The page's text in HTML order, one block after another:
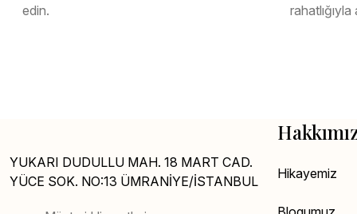
edin.
rahatlığıyla
YUKARI DUDULLU MAH. 18 MART CAD.
YÜCE SOK. NO:13 ÜMRANİYE/İSTANBUL
Hikayemiz